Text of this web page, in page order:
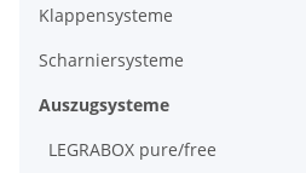
Klappensysteme
Scharniersysteme
Auszugsysteme
LEGRABOX pure/free